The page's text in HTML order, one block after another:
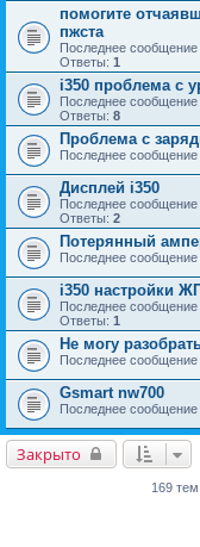
помогите
пжста
Последнее сообщение
Ответы: 1
i350 проблема с
Последнее сообщение
Ответы: 8
Проблема с
Последнее сообщение
Дисплей i350
Последнее сообщение
Ответы: 2
Потерянный
Последнее сообщение
i350 настройки
Последнее сообщение
Ответы: 1
Не могу
Последнее сообщение
Gsmart nw700
Последнее сообщение
Закрыто
169 тем